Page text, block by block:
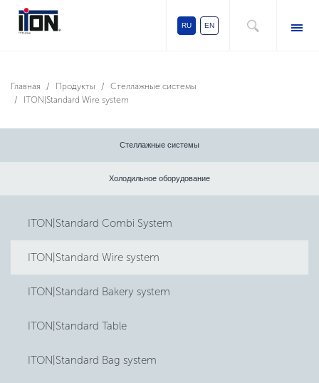
RU EN
Главная Продукты
Стеллажные системы
ITON|Standard Wire system
Стеллажные системы
Холодильное оборудование
ITON|Standard Combi System
ITON|Standard Wire system
ITON|Standard Bakery system
ITON|Standard Table
ITON|Standard Bag system